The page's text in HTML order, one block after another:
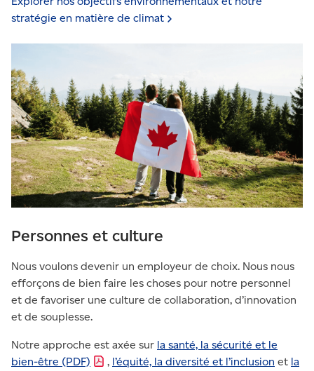
stratégie en matière de climat
Personnes et culture
Nous voulons devenir un employeur de choix. Nous nous
efforçons de bien faire les choses pour notre personnel
et de favoriser une culture de collaboration, d’innovation
et de souplesse.
Notre approche est axée sur la santé, la sécurité et le
bien-être (PDF) , l’équité, la diversité et l’inclusion et la